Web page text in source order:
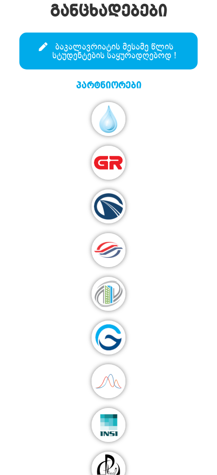
განცხადებები
ბაკალავრიატის მესამე წლის
სტუდენტების საყურადღებოდ !
პარტნიორები